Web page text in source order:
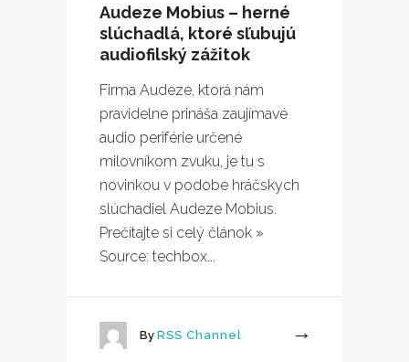
Audeze Mobius – herné
slúchadlá, ktoré sľubujú
audiofilský zážitok
Firma Audeze, ktorá nám
pravidelne prináša zaujímavé
audio periférie určené
milovníkom zvuku, je tu s
novinkou v podobe hráčskych
slúchadiel Audeze Mobius.
Prečítajte si celý článok »
Source: techbox...
By RSS Channel
More